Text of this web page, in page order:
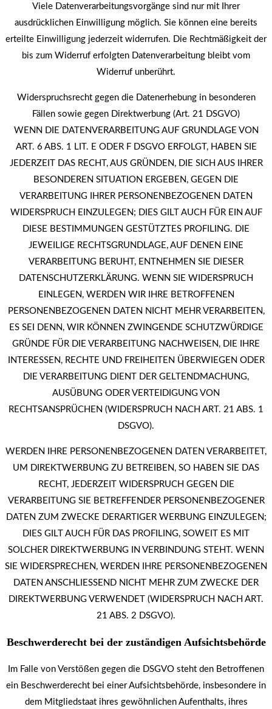
Viele Datenverarbeitungsvorgänge sind nur mit Ihrer
ausdrücklichen Einwilligung möglich. Sie können eine bereits
erteilte Einwilligung jederzeit widerrufen. Die Rechtmäßigkeit der
bis zum Widerruf erfolgten Datenverarbeitung bleibt vom
Widerruf unberührt.
Widerspruchsrecht gegen die Datenerhebung in besonderen
Fällen sowie gegen Direktwerbung (Art. 21 DSGVO)
WENN DIE DATENVERARBEITUNG AUF GRUNDLAGE VON
ART. 6 ABS. 1 LIT. E ODER F DSGVO ERFOLGT, HABEN SIE
JEDERZEIT DAS RECHT, AUS GRÜNDEN, DIE SICH AUS IHRER
BESONDEREN SITUATION ERGEBEN, GEGEN DIE
VERARBEITUNG IHRER PERSONENBEZOGENEN DATEN
WIDERSPRUCH EINZULEGEN; DIES GILT AUCH FÜR EIN AUF
DIESE BESTIMMUNGEN GESTÜTZTES PROFILING. DIE
JEWEILIGE RECHTSGRUNDLAGE, AUF DENEN EINE
VERARBEITUNG BERUHT, ENTNEHMEN SIE DIESER
DATENSCHUTZERKLÄRUNG. WENN SIE WIDERSPRUCH
EINLEGEN, WERDEN WIR IHRE BETROFFENEN
PERSONENBEZOGENEN DATEN NICHT MEHR VERARBEITEN,
ES SEI DENN, WIR KÖNNEN ZWINGENDE SCHUTZWÜRDIGE
GRÜNDE FÜR DIE VERARBEITUNG NACHWEISEN, DIE IHRE
INTERESSEN, RECHTE UND FREIHEITEN ÜBERWIEGEN ODER
DIE VERARBEITUNG DIENT DER GELTENDMACHUNG,
AUSÜBUNG ODER VERTEIDIGUNG VON
RECHTSANSPRÜCHEN (WIDERSPRUCH NACH ART. 21 ABS. 1
DSGVO).
WERDEN IHRE PERSONENBEZOGENEN DATEN VERARBEITET,
UM DIREKTWERBUNG ZU BETREIBEN, SO HABEN SIE DAS
RECHT, JEDERZEIT WIDERSPRUCH GEGEN DIE
VERARBEITUNG SIE BETREFFENDER PERSONENBEZOGENER
DATEN ZUM ZWECKE DERARTIGER WERBUNG EINZULEGEN;
DIES GILT AUCH FÜR DAS PROFILING, SOWEIT ES MIT
SOLCHER DIREKTWERBUNG IN VERBINDUNG STEHT. WENN
SIE WIDERSPRECHEN, WERDEN IHRE PERSONENBEZOGENEN
DATEN ANSCHLIESSEND NICHT MEHR ZUM ZWECKE DER
DIREKTWERBUNG VERWENDET (WIDERSPRUCH NACH ART.
21 ABS. 2 DSGVO).
Beschwerde­recht bei der zuständigen Aufsichts­behörde
Im Falle von Verstößen gegen die DSGVO steht den Betroffenen
ein Beschwerderecht bei einer Aufsichtsbehörde, insbesondere in
dem Mitgliedstaat ihres gewöhnlichen Aufenthalts, ihres